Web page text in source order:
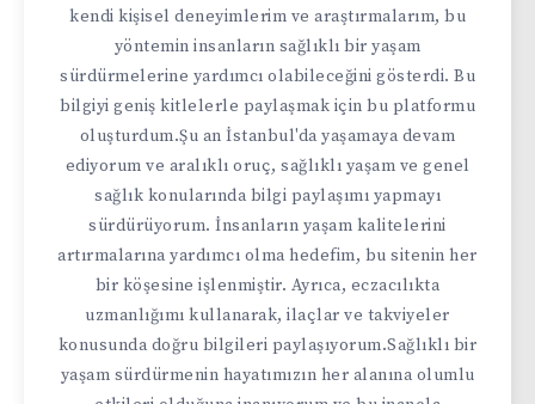
kendi kişisel deneyimlerim ve araştırmalarım, bu
yöntemin insanların sağlıklı bir yaşam
sürdürmelerine yardımcı olabileceğini gösterdi. Bu
bilgiyi geniş kitlelerle paylaşmak için bu platformu
oluşturdum.Şu an İstanbul'da yaşamaya devam
ediyorum ve aralıklı oruç, sağlıklı yaşam ve genel
sağlık konularında bilgi paylaşımı yapmayı
sürdürüyorum. İnsanların yaşam kalitelerini
artırmalarına yardımcı olma hedefim, bu sitenin her
bir köşesine işlenmiştir. Ayrıca, eczacılıkta
uzmanlığımı kullanarak, ilaçlar ve takviyeler
konusunda doğru bilgileri paylaşıyorum.Sağlıklı bir
yaşam sürdürmenin hayatımızın her alanına olumlu